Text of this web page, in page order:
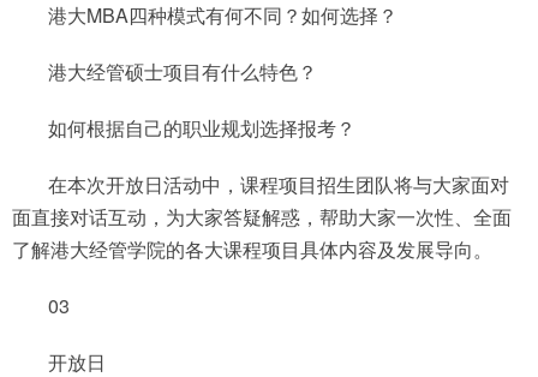
港大MBA四种模式有何不同？如何选择？
港大经管硕士项目有什么特色？
如何根据自己的职业规划选择报考？
在本次开放日活动中，课程项目招生团队将与大家面对
面直接对话互动，为大家答疑解惑，帮助大家一次性、全面
了解港大经管学院的各大课程项目具体内容及发展导向。
03
开放日